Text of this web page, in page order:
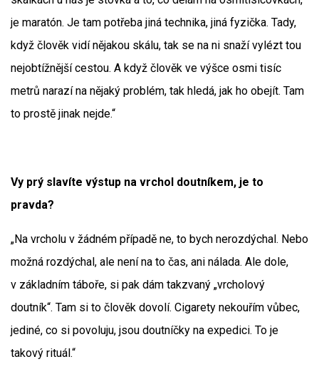
je maratón. Je tam potřeba jiná technika, jiná fyzička. Tady,
když člověk vidí nějakou skálu, tak se na ni snaží vylézt tou
nejobtížnější cestou. A když člověk ve výšce osmi tisíc
metrů narazí na nějaký problém, tak hledá, jak ho obejít. Tam
to prostě jinak nejde.“
Vy prý slavíte výstup na vrchol doutníkem, je to
pravda?
„Na vrcholu v žádném případě ne, to bych nerozdýchal. Nebo
možná rozdýchal, ale není na to čas, ani nálada. Ale dole,
v základním táboře, si pak dám takzvaný „vrcholový
doutník“. Tam si to člověk dovolí. Cigarety nekouřím vůbec,
jediné, co si povoluju, jsou doutníčky na expedici. To je
takový rituál.“